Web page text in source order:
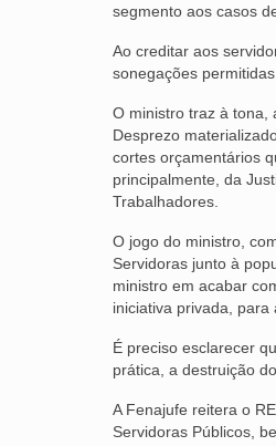
segmento aos casos
Ao creditar aos
sonegações
O ministro traz à tona,
Desprezo
cortes orçamentários
principalmente, da
Trabalhadores.
O jogo do ministro,
Servidoras junto à
ministro em acabar
iniciativa privada, para
É preciso esclarecer
prática, a destruição
A Fenajufe reitera o
Servidoras Públicos,